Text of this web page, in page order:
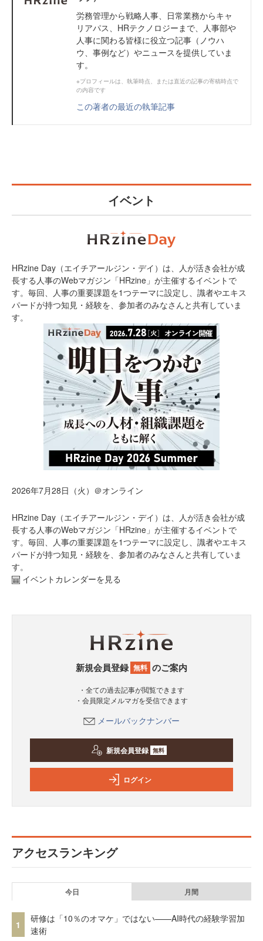
労務管理から戦略人事、日常業務からキャ
リアパス、HRテクノロジーまで、人事部や
人事に関わる皆様に役立つ記事（ノウハ
ウ、事例など）やニュースを提供していま
す。
※プロフィールは、執筆時点、または直近の記事の寄稿時点で
の内容です
この著者の最近の執筆記事
イベント
HRzine Day（エイチアールジン・デイ）は、人が活き会社が成
長する人事のWebマガジン「HRzine」が主催するイベントで
す。毎回、人事の重要課題を1つテーマに設定し、識者やエキス
パードが持つ知見・経験を、参加者のみなさんと共有していま
す。
2026年7月28日（火）＠オンライン
HRzine Day（エイチアールジン・デイ）は、人が活き会社が成
長する人事のWebマガジン「HRzine」が主催するイベントで
す。毎回、人事の重要課題を1つテーマに設定し、識者やエキス
パードが持つ知見・経験を、参加者のみなさんと共有していま
す。
イベントカレンダーを見る
新規会員登録 無料 のご案内
・全ての過去記事が閲覧できます
・会員限定メルマガを受信できます
メールバックナンバー
新規会員登録 無料
ログイン
アクセスランキング
今日 月間
1
研修は「10％のオマケ」ではない——AI時代の経験学習加
速術